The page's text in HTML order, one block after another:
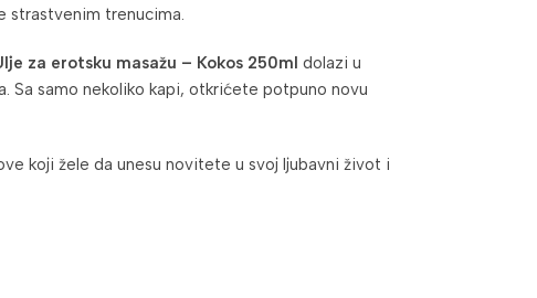
strastvenim trenucima.
za erotsku masažu – Kokos 250ml dolazi u
Sa samo nekoliko kapi, otkrićete potpuno novu
koji žele da unesu novitete u svoj ljubavni život i